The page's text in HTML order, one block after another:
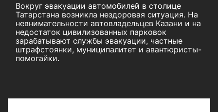
Вокруг эвакуации автомобилей в столице
Татарстана возникла нездоровая ситуация. На
невнимательности автовладельцев Казани и на
недостаток цивилизованных парковок
зарабатывают службы эвакуации, частные
штрафстоянки, муниципалитет и авантюристы-
помогайки.